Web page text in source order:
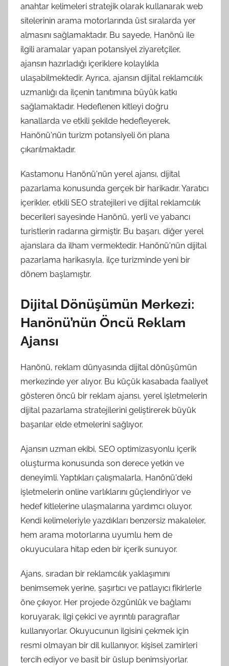
anahtar kelimeleri stratejik olarak kullanarak web
sitelerinin arama motorlarında üst sıralarda yer
almasını sağlamaktadır. Bu sayede, Hanönü ile
ilgili aramalar yapan potansiyel ziyaretçiler,
ajansın hazırladığı içeriklere kolaylıkla
ulaşabilmektedir. Ayrıca, ajansın dijital reklamcılık
uzmanlığı da ilçenin tanıtımına büyük katkı
sağlamaktadır. Hedeflenen kitleyi doğru
kanallarda ve etkili şekilde hedefleyerek,
Hanönü'nün turizm potansiyeli ön plana
çıkarılmaktadır.
Kastamonu Hanönü'nün yerel ajansı, dijital
pazarlama konusunda gerçek bir harikadır. Yaratıcı
içerikler, etkili SEO stratejileri ve dijital reklamcılık
becerileri sayesinde Hanönü, yerli ve yabancı
turistlerin radarına girmiştir. Bu başarı, diğer yerel
ajanslara da ilham vermektedir. Hanönü'nün dijital
pazarlama harikasıyla, ilçe turizminde yeni bir
dönem başlamıştır.
Dijital Dönüşümün Merkezi:
Hanönü’nün Öncü Reklam
Ajansı
Hanönü, reklam dünyasında dijital dönüşümün
merkezinde yer alıyor. Bu küçük kasabada faaliyet
gösteren öncü bir reklam ajansı, yerel işletmelerin
dijital pazarlama stratejilerini geliştirerek büyük
başarılar elde etmelerini sağlıyor.
Ajansın uzman ekibi, SEO optimizasyonlu içerik
oluşturma konusunda son derece yetkin ve
deneyimli. Yaptıkları çalışmalarla, Hanönü'deki
işletmelerin online varlıklarını güçlendiriyor ve
hedef kitlelerine ulaşmalarına yardımcı oluyor.
Kendi kelimeleriyle yazdıkları benzersiz makaleler,
hem arama motorlarına uyumlu hem de
okuyuculara hitap eden bir içerik sunuyor.
Ajans, sıradan bir reklamcılık yaklaşımını
benimsemek yerine, şaşırtıcı ve patlayıcı fikirlerle
öne çıkıyor. Her projede özgünlük ve bağlamı
koruyarak, ilgi çekici ve ayrıntılı paragraflar
kullanıyorlar. Okuyucunun ilgisini çekmek için
resmi olmayan bir dil kullanıyor, kişisel zamirleri
tercih ediyor ve basit bir üslup benimsiyorlar.